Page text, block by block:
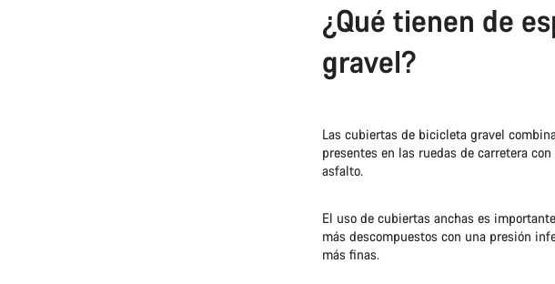
¿Qué tienen de
gravel?
Las cubiertas de bicicleta gravel
presentes en las ruedas de carretera
asfalto.
El uso de cubiertas anchas es
más descompuestos con una presión
más finas.